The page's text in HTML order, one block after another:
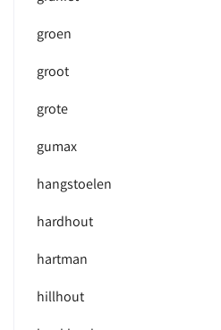
groen
groot
grote
gumax
hangstoelen
hardhout
hartman
hillhout